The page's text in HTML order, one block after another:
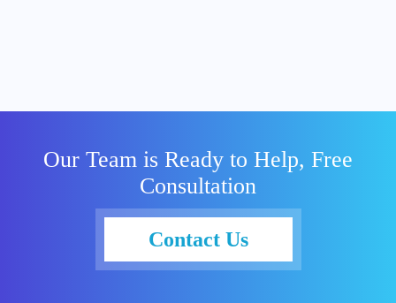
kegiatan
pembelajaran
bisa terus
terutama pada
situasi kurang
Our Team is Ready to Help, Free
Consultation
Contact Us